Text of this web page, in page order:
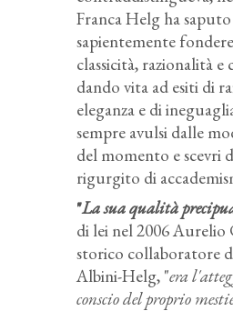
Franca Helg ha saputo
sapientemente
classicità, razionalità e
dando vita ad esiti di
eleganza e di
sempre avulsi dalle
del momento e scevri
rigurgito di
"La sua qualità
di lei nel 2006 Aurelio
storico collaboratore
Albini-Helg, "era
conscio del proprio